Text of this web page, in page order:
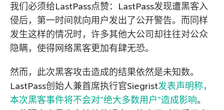
我们必须给LastPass点赞：LastPass发现遭黑客入
侵后，第一时间就向用户发出了公开警告。而同样
发生这样的情况时，许多其他大公司却往往对公众
隐瞒，使得网络黑客更加有肆无恐。
然而，此次黑客攻击造成的结果依然是未知数。
LastPass创始人兼首席执行官Siegrist发表声明称，
本次黑客事件将不会对”绝大多数用户”造成影响。